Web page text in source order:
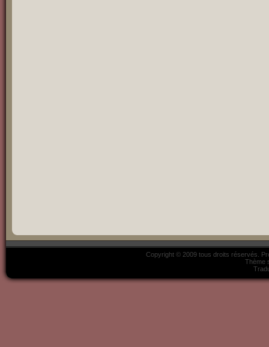
Copyright © 2009 tous droits réservés.
Thème